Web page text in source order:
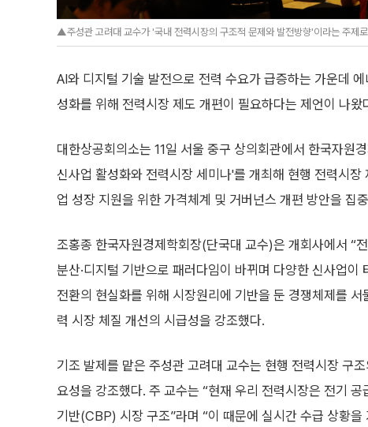
▲주성관 고려대 교수가 '국내 전력시장의 구조적 문제와 발전방향'이라는 주제
AI와 디지털 기술 발전으로 전력 수요가 급증하는 가운데
성화를 위해 전력시장 제도 개편이 필요하다는 제언이 나왔
대한상공회의소는 11일 서울 중구 상의회관에서 한국자원
신사업 활성화와 전력시장 세미나'를 개최해 현행 전력시장
업 성장 지원을 위한 가격체계 및 거버넌스 개편 방안을 집
조홍종 한국자원경제학회장(단국대 교수)은 개회사에서 “
분산·디지털 기반으로 패러다임이 바뀌며 다양한 신사업이
전환의 현실화를 위해 시장원리에 기반을 둔 경쟁체제를 서
력 시장 체질 개선의 시급성을 강조했다.
기조 발제를 맡은 주성관 고려대 교수는 현행 전력시장 구
요성을 강조했다. 주 교수는 “현재 우리 전력시장은 전기
기반(CBP) 시장 구조”라며 “이 때문에 실시간 수급 상황